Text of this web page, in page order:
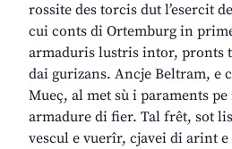
rossite des torcis dut l’esercit
cui conts di Ortemburg in
armaduris lustris intor, pronts
dai gurizans. Ancje Beltram, e
Mueç, al met sù i paraments pe
armadure di fier. Tal frêt, sot
vescul e vuerîr, cjavei di arint